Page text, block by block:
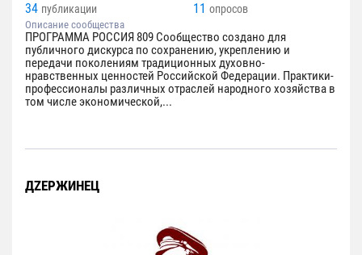
34 публикации 11 опросов
Описание сообщества
ПРОГРАММА РОССИЯ 809 Сообщество создано для
публичного дискурса по сохранению, укреплению и
передачи поколениям традиционных духовно-
нравственных ценностей Российской Федерации. Практики-
профессионалы различных отраслей народного хозяйства в
том числе экономической,...
ДZЕРЖИНЕЦ